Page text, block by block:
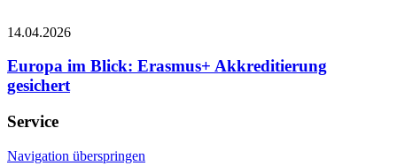
14.04.2026
Europa im Blick: Erasmus+ Akkreditierung
gesichert
Service
Navigation überspringen